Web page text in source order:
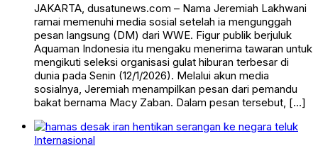
JAKARTA, dusatunews.com – Nama Jeremiah Lakhwani
ramai memenuhi media sosial setelah ia mengunggah
pesan langsung (DM) dari WWE. Figur publik berjuluk
Aquaman Indonesia itu mengaku menerima tawaran untuk
mengikuti seleksi organisasi gulat hiburan terbesar di
dunia pada Senin (12/1/2026). Melalui akun media
sosialnya, Jeremiah menampilkan pesan dari pemandu
bakat bernama Macy Zaban. Dalam pesan tersebut, […]
Internasional